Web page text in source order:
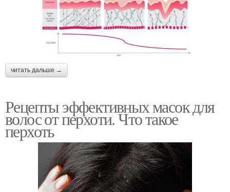
читать дальше →
Рецепты эффективных масок для
волос от перхоти. Что такое
перхоть